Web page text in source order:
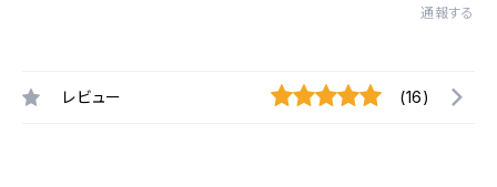
通報する
レビュー (16)